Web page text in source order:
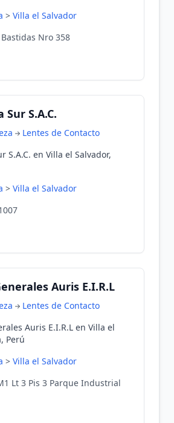
> Villa el Salvador
Nro 358
Sur S.A.C.
Lentes de Contacto
S.A.C. en Villa el Salvador,
> Villa el Salvador
Auris E.I.R.L
Lentes de Contacto
Auris E.I.R.L en Villa el
Perú
> Villa el Salvador
Lt 3 Pis 3 Parque Industrial